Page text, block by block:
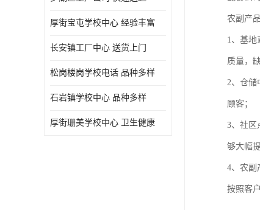
厚街宝屯学校中心 经验丰富
长安镇工厂中心 送货上门
松岗楼岗学校电话 品种多样
石岩镇学校中心 品种多样
厚街珊美学校中心 卫生健康
农副产
1、基地
质量，
2、仓储
顾客；
3、社区
够大幅
4、农副
按照客